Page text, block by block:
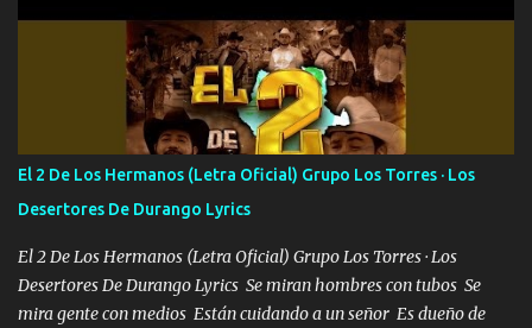
estándares 110 mil records de pistas no me falta mucho para
verme en las revistas Ya pasé Italia Japón Madrid Milán y también
Francia ropa de 100.000 bolas Louis vuitton es mi fragancia
repleta de presidentes la bolsa estoy en mi pic si no se han dado
cuenta chequeen gráficas del kitch
El 2 De Los Hermanos (Letra Oficial) Grupo Los Torres · Los
Desertores De Durango Lyrics
El 2 De Los Hermanos (Letra Oficial) Grupo Los Torres · Los
Desertores De Durango Lyrics Se miran hombres con tubos Se
mira gente con medios Están cuidando a un señor Es dueño de